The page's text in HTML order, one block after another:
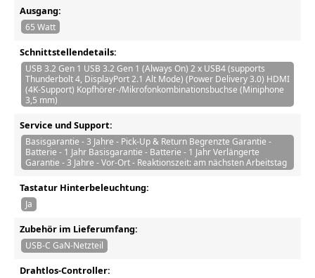
Ausgang:
65 Watt
Schnittstellendetails:
USB 3.2 Gen 1 USB 3.2 Gen 1 (Always On) 2 x USB4 (supports
Thunderbolt 4, DisplayPort 2.1 Alt Mode) (Power Delivery 3.0) HDMI
(4K-Support) Kopfhörer-/Mikrofonkombinationsbuchse (Miniphone
3,5 mm)
Service und Support:
Basisgarantie - 3 Jahre - Pick-Up & Return Begrenzte Garantie -
Batterie - 1 Jahr Basisgarantie - Batterie - 1 Jahr Verlängerte
Garantie - 3 Jahre - Vor-Ort - Reaktionszeit: am nächsten Arbeitstag
Tastatur Hinterbeleuchtung:
Ja
Zubehör im Lieferumfang:
USB-C GaN-Netzteil
Drahtlos-Controller: